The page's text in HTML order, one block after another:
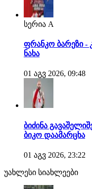
სერია A
ფრანკო ბარეზი -
ნახა
01 აგვ 2026, 09:48
ბიძინა
ბიკო დაამარცხა
01 აგვ 2026, 23:22
უახლესი სიახლეები